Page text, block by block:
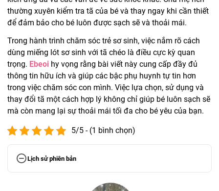
thường xuyên kiểm tra tã của bé và thay ngay khi cần thiết
để đảm bảo cho bé luôn được sạch sẽ và thoải mái.
Trong hành trình chăm sóc trẻ sơ sinh, việc nắm rõ cách
dùng miếng lót sơ sinh với tã chéo là điều cực kỳ quan
trọng. Ebeoi hy vọng rằng bài viết này cung cấp đầy đủ
thông tin hữu ích và giúp các bậc phụ huynh tự tin hơn
trong việc chăm sóc con mình. Việc lựa chọn, sử dụng và
thay đổi tã một cách hợp lý không chỉ giúp bé luôn sạch sẽ
mà còn mang lại sự thoải mái tối đa cho bé yêu của bạn.
5/5 - (1 bình chọn)
Lịch sử phiên bản